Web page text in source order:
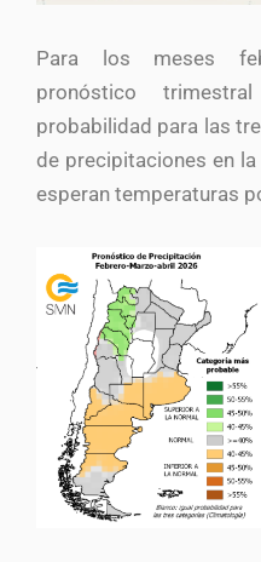
Para los meses
pronóstico
probabilidad para las
de precipitaciones en
esperan temperaturas